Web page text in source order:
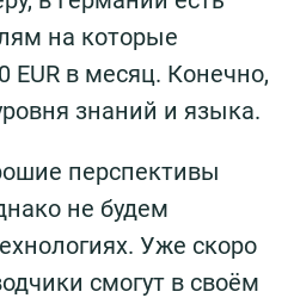
на которые
EUR в месяц. Конечно,
знаний и языка.
перспективы
не будем
Уже скоро
смогут в своём